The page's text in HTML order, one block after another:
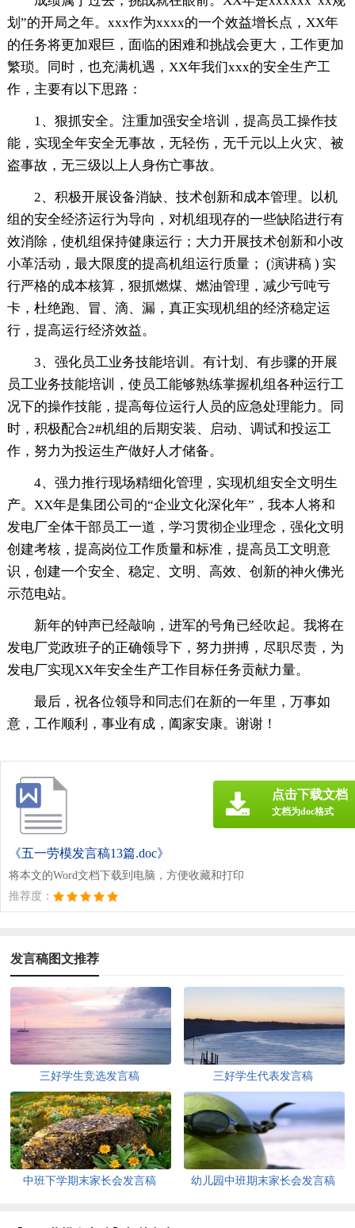
划”的开局之年。xxx作为xxxx的一个效益增长点，XX年
的任务将更加艰巨，面临的困难和挑战会更大，工作更加
繁琐。同时，也充满机遇，XX年我们xxx的安全生产工
作，主要有以下思路：
1、狠抓安全。注重加强安全培训，提高员工操作技
能，实现全年安全无事故，无轻伤，无千元以上火灾、被
盗事故，无三级以上人身伤亡事故。
2、积极开展设备消缺、技术创新和成本管理。以机
组的安全经济运行为导向，对机组现存的一些缺陷进行有
效消除，使机组保持健康运行；大力开展技术创新和小改
小革活动，最大限度的提高机组运行质量； (演讲稿 ) 实
行严格的成本核算，狠抓燃煤、燃油管理，减少亏吨亏
卡，杜绝跑、冒、滴、漏，真正实现机组的经济稳定运
行，提高运行经济效益。
3、强化员工业务技能培训。有计划、有步骤的开展
员工业务技能培训，使员工能够熟练掌握机组各种运行工
况下的操作技能，提高每位运行人员的应急处理能力。同
时，积极配合2#机组的后期安装、启动、调试和投运工
作，努力为投运生产做好人才储备。
4、强力推行现场精细化管理，实现机组安全文明生
产。XX年是集团公司的“企业文化深化年”，我本人将和
发电厂全体干部员工一道，学习贯彻企业理念，强化文明
创建考核，提高岗位工作质量和标准，提高员工文明意
识，创建一个安全、稳定、文明、高效、创新的神火佛光
示范电站。
新年的钟声已经敲响，进军的号角已经吹起。我将在
发电厂党政班子的正确领导下，努力拼搏，尽职尽责，为
发电厂实现XX年安全生产工作目标任务贡献力量。
最后，祝各位领导和同志们在新的一年里，万事如
意，工作顺利，事业有成，阖家安康。谢谢！
《五一劳模发言稿13篇.doc》
将本文的Word文档下载到电脑，方便收藏和打印
推荐度：
点击下载文档
文档为doc格式
发言稿图文推荐
三好学生竞选发言稿 三好学生代表发言稿
中班下学期末家长会发言稿 幼儿园中班期末家长会发言稿